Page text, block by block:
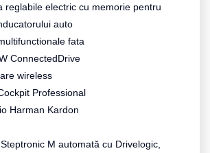
reglabile electric cu memorie pentru
auto
fata
ConnectedDrive
wireless
Professional
Harman Kardon
M automată cu Drivelogic,